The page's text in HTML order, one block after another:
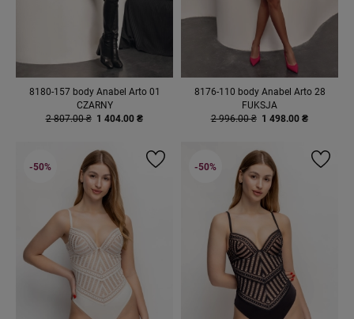
8180-157 body Anabel Arto 01
CZARNY
2 807.00 ₴ 1 404.00 ₴
8176-110 body Anabel Arto 28
FUKSJA
2 996.00 ₴ 1 498.00 ₴
-50% -50%